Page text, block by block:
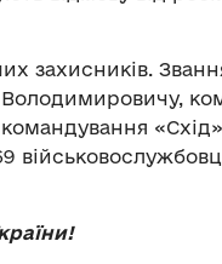
захисників.